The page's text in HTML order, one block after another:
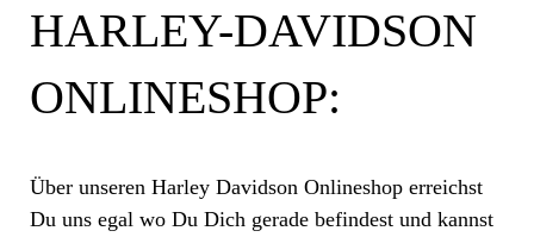
HARLEY-DAVIDSON
ONLINESHOP:
Über unseren Harley Davidson Onlineshop erreichst
Du uns egal wo Du Dich gerade befindest und kannst